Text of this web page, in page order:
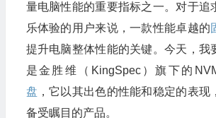
量电脑性能的重要指标之一。对于追
乐体验的用户来说，一款性能卓越的
提升电脑整体性能的关键。今天，我
是金胜维（KingSpec）旗下的
盘 ，它以其出色的性能和稳定的表现
备受瞩目的产品。